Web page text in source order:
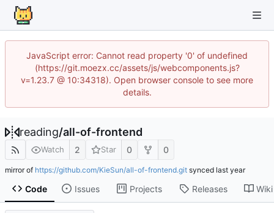
JavaScript error: Cannot read property '0' of undefined
(https://git.moezx.cc/assets/js/webcomponents.js?
v=1.23.7 @ 10:34318). Open browser console to see more
details.
reading/all-of-frontend
Watch 2 Star 0 0
mirror of https://github.com/KieSun/all-of-frontend.git synced
Code Issues Projects Releases Wiki